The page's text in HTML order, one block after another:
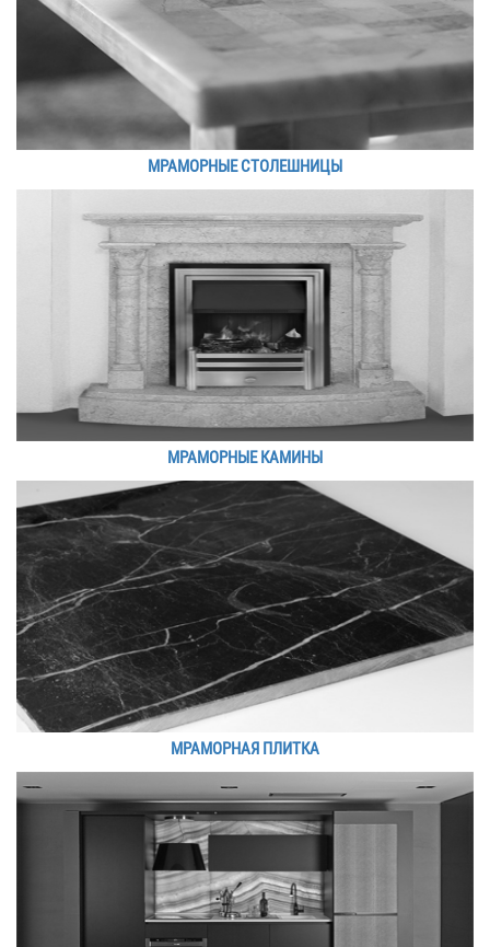
МРАМОРНЫЕ СТОЛЕШНИЦЫ
МРАМОРНЫЕ КАМИНЫ
МРАМОРНАЯ ПЛИТКА